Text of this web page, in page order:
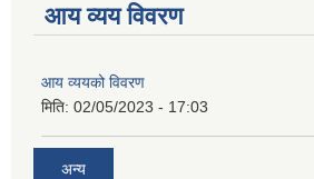
आय व्यय विवरण
आय व्ययको विवरण
मिति: 02/05/2023 - 17:03
अन्य